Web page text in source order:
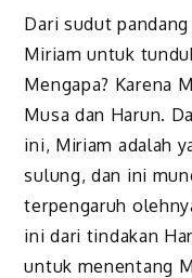
Dari sudut
Miriam untuk
Mengapa? Karena
Musa dan Harun.
ini, Miriam adalah
sulung, dan ini
terpengaruh
ini dari tindakan
untuk menentang